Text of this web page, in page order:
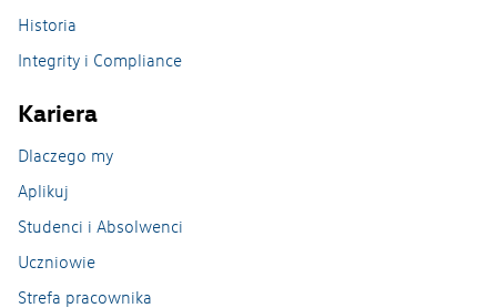
Nasze zakłady
Zakład Caddy w Antoninku
Zakład Crafter Września
Odlewnia na Wildzie
Historia
Integrity i Compliance
Kariera
Dlaczego my
Aplikuj
Studenci i Absolwenci
Uczniowie
Strefa pracownika